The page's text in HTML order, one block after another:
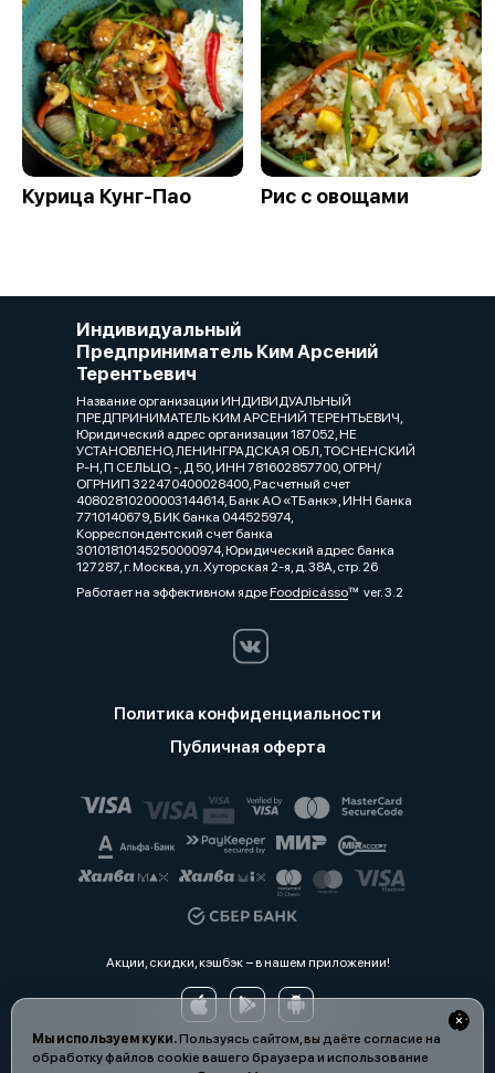
Мы используем куки.Пользуясь сайтом, вы даёте согласие на
обработку файлов cookie вашего браузера и использование
Курица Кунг-Пао Рис с овощами
Индивидуальный
Предприниматель Ким Арсений
Терентьевич
Название организации ИНДИВИДУАЛЬНЫЙ
ПРЕДПРИНИМАТЕЛЬ КИМ АРСЕНИЙ ТЕРЕНТЬЕВИЧ,
Юридический адрес организации 187052, НЕ
УСТАНОВЛЕНО, ЛЕНИНГРАДСКАЯ ОБЛ, ТОСНЕНСКИЙ
Р-Н, П СЕЛЬЦО, -, Д 50, ИНН 781602857700, ОГРН/
ОГРНИП 322470400028400, Расчетный счет
40802810200003144614, Банк АО «ТБанк», ИНН банка
7710140679, БИК банка 044525974,
Корреспондентский счет банка
30101810145250000974, Юридический адрес банка
127287, г. Москва, ул. Хуторская 2-я, д. 38А, стр. 26
Работает на эффективном ядреFoodpicássover. 3.2
Политика конфиденциальности
Публичная оферта
Акции, скидки, кэшбэк − в нашем приложении!